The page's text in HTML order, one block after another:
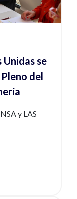
se
del
y LAS